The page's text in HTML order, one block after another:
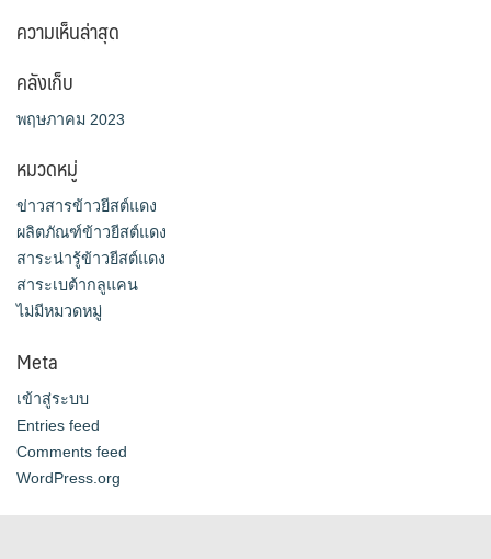
ความเห็นล่าสุด
คลังเก็บ
พฤษภาคม 2023
หมวดหมู่
ข่าวสารข้าวยีสต์แดง
ผลิตภัณฑ์ข้าวยีสต์แดง
สาระน่ารู้ข้าวยีสต์แดง
สาระเบต้ากลูแคน
ไม่มีหมวดหมู่
Meta
เข้าสู่ระบบ
Entries feed
Comments feed
WordPress.org